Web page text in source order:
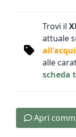
Trovi il
attuale
alle
scheda
Apri